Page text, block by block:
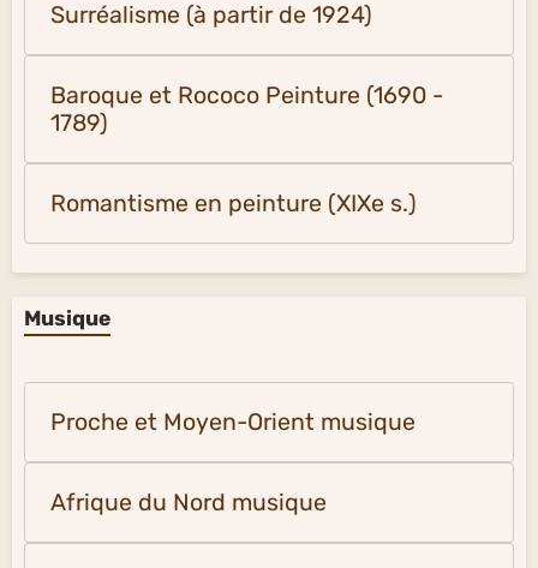
Surréalisme (à partir de 1924)
Baroque et Rococo Peinture (1690 -
1789)
Romantisme en peinture (XIXe s.)
Musique
Proche et Moyen-Orient musique
Afrique du Nord musique